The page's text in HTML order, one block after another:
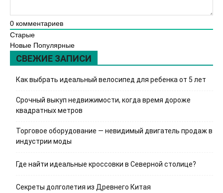
0 комментариев
Старые
Новые Популярные
СВЕЖИЕ ЗАПИСИ
Как выбрать идеальный велосипед для ребенка от 5 лет
Срочный выкуп недвижимости, когда время дороже
квадратных метров
Торговое оборудование — невидимый двигатель продаж в
индустрии моды
Где найти идеальные кроссовки в Северной столице?
Секреты долголетия из Древнего Китая